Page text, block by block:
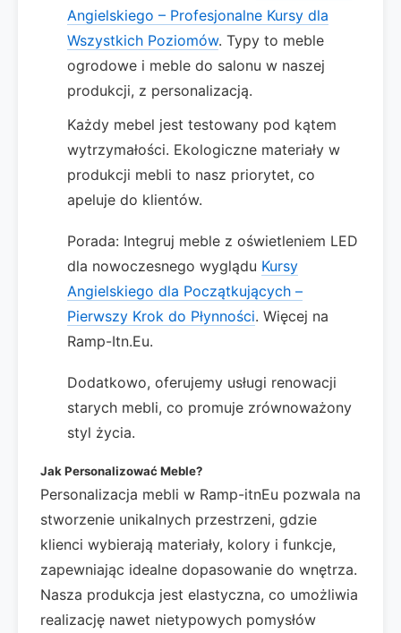
Angielskiego – Profesjonalne Kursy dla
Wszystkich Poziomów. Typy to meble
ogrodowe i meble do salonu w naszej
produkcji, z personalizacją.
Każdy mebel jest testowany pod kątem
wytrzymałości. Ekologiczne materiały w
produkcji mebli to nasz priorytet, co
apeluje do klientów.
Porada: Integruj meble z oświetleniem LED
dla nowoczesnego wyglądu Kursy
Angielskiego dla Początkujących –
Pierwszy Krok do Płynności. Więcej na
Ramp-Itn.Eu.
Dodatkowo, oferujemy usługi renowacji
starych mebli, co promuje zrównoważony
styl życia.
Jak Personalizować Meble?
Personalizacja mebli w Ramp-itnEu pozwala na
stworzenie unikalnych przestrzeni, gdzie
klienci wybierają materiały, kolory i funkcje,
zapewniając idealne dopasowanie do wnętrza.
Nasza produkcja jest elastyczna, co umożliwia
realizację nawet nietypowych pomysłów